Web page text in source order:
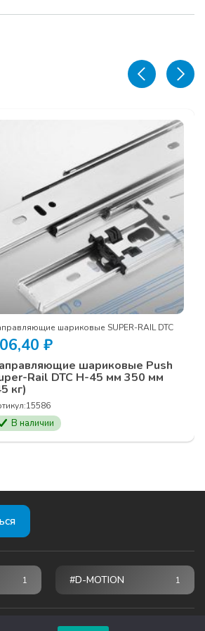
шариковые SUPER-RAIL DTC
₽
шариковые Push
Rail DTC H-45 мм 350 мм
кг)
15586
В наличии
1 #D-MOTION 1